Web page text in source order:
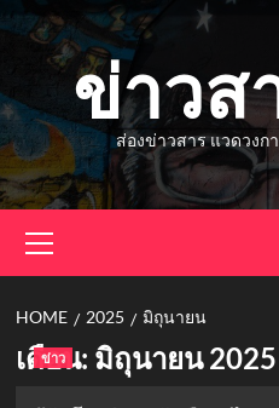
Skip
ข่าวส
ส่องข่าวสาร แวดวงก
Menu
HOME 2025 มิถุนายน
เดือน: มิถุนายน 2025
ข่าว